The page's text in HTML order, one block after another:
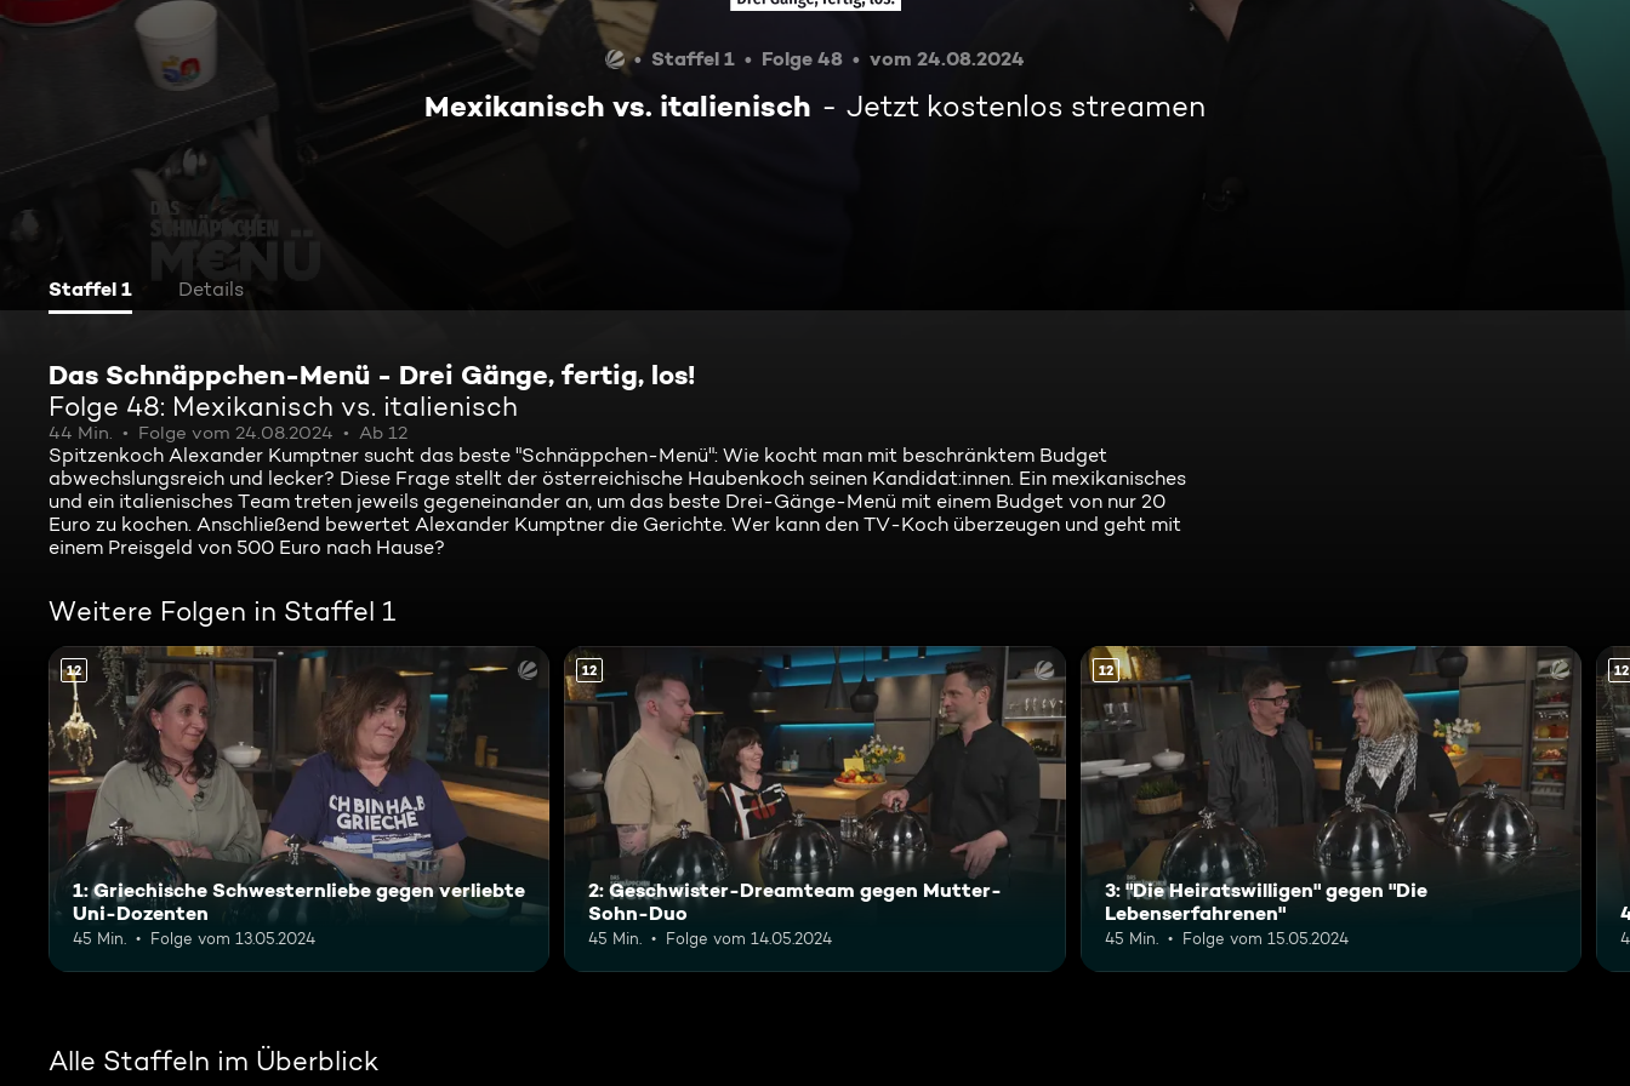
Staffel 1 Folge 48 vom 24.08.2024
Mexikanisch vs. italienisch Jetzt kostenlos streamen
Staffel 1 Details
Das Schnäppchen-Menü - Drei Gänge, fertig, los!
Folge 48: Mexikanisch vs. italienisch
44 Min. Folge vom 24.08.2024 Ab 12
Spitzenkoch Alexander Kumptner sucht das beste "Schnäppchen-Menü": Wie kocht man mit beschränktem Budget
abwechslungsreich und lecker? Diese Frage stellt der österreichische Haubenkoch seinen Kandidat:innen. Ein mexikanisches
und ein italienisches Team treten jeweils gegeneinander an, um das beste Drei-Gänge-Menü mit einem Budget von nur 20
Euro zu kochen. Anschließend bewertet Alexander Kumptner die Gerichte. Wer kann den TV-Koch überzeugen und geht mit
einem Preisgeld von 500 Euro nach Hause?
Weitere Folgen in Staffel 1
12
1: Griechische Schwesternliebe gegen verliebte
Uni-Dozenten
45 Min. Folge vom 13.05.2024
12
2: Geschwister-Dreamteam gegen Mutter-
Sohn-Duo
45 Min. Folge vom 14.05.2024
12
3: "Die Heiratswilligen" gegen "Die
Lebenserfahrenen"
45 Min. Folge vom 15.05.2024
12
Alle Staffeln im Überblick